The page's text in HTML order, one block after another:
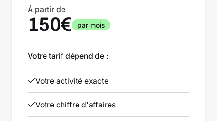
À partir de
150€ par mois
Votre tarif dépend de :
Votre activité exacte
Votre chiffre d'affaires